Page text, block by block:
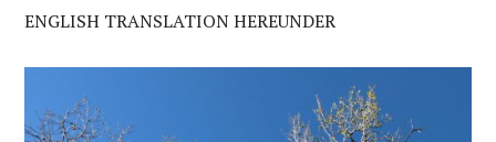
ENGLISH TRANSLATION HEREUNDER